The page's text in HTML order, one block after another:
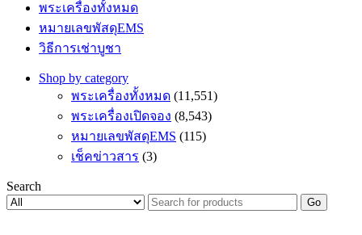
พระเครื่องทั้งหมด
หมายเลขพัสดุEMS
วิธีการเช่าบูชา
Shop by category
พระเครื่องทั้งหมด (11,551)
พระเครื่องเปิดจอง (8,543)
หมายเลขพัสดุEMS (115)
เช็คข่าวสาร (3)
Search
Go